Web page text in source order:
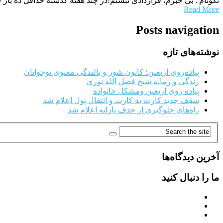
Read More
Posts navigation
نوشته‌های تازه
پیاده‌روی اربعین؛ کانون شور و بالندگی معنوی نوجوانان
زندگی و زمانه شیخ فضل الله نوری
پیاده روی اربعین ومشکل خانواده
سقف جدید کارت به کارت و انتقال پول اعلام شد
راه‌های جلوگیری از حذف یارانه اعلام شد
آخرین دیدگاه‌ها
ما را دنبال کنید